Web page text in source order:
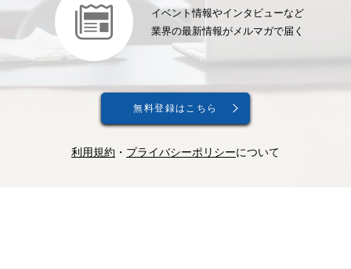
イベント情報やインタビューなど
業界の最新情報がメルマガで届く
無料登録はこちら
利用規約 ・ プライバシーポリシーについて